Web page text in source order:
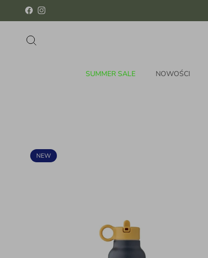
Przejdź do treści
FacebookInstagram
SUMMER SALE NOWOŚCI
NEW